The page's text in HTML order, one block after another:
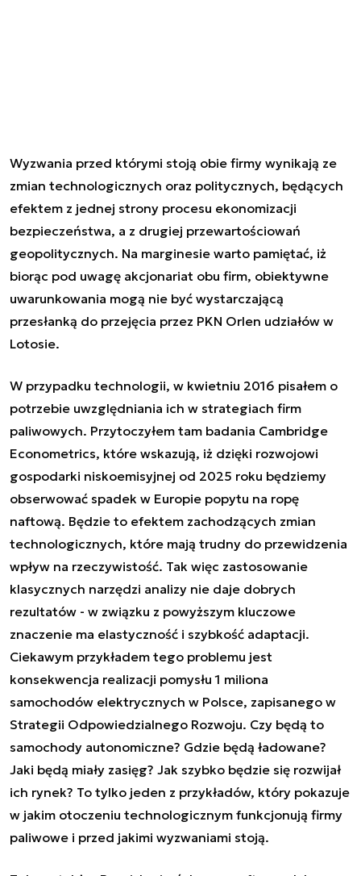
Wyzwania przed którymi stoją obie firmy wynikają ze
zmian technologicznych oraz politycznych, będących
efektem z jednej strony procesu ekonomizacji
bezpieczeństwa, a z drugiej przewartościowań
geopolitycznych. Na marginesie warto pamiętać, iż
biorąc pod uwagę akcjonariat obu firm, obiektywne
uwarunkowania mogą nie być wystarczającą
przesłanką do przejęcia przez PKN Orlen udziałów w
Lotosie.
W przypadku technologii, w kwietniu 2016 pisałem o
potrzebie uwzględniania ich w strategiach firm
paliwowych. Przytoczyłem tam badania Cambridge
Econometrics, które wskazują, iż dzięki rozwojowi
gospodarki niskoemisyjnej od 2025 roku będziemy
obserwować spadek w Europie popytu na ropę
naftową. Będzie to efektem zachodzących zmian
technologicznych, które mają trudny do przewidzenia
wpływ na rzeczywistość. Tak więc zastosowanie
klasycznych narzędzi analizy nie daje dobrych
rezultatów - w związku z powyższym kluczowe
znaczenie ma elastyczność i szybkość adaptacji.
Ciekawym przykładem tego problemu jest
konsekwencja realizacji pomysłu 1 miliona
samochodów elektrycznych w Polsce, zapisanego w
Strategii Odpowiedzialnego Rozwoju. Czy będą to
samochody autonomiczne? Gdzie będą ładowane?
Jaki będą miały zasięg? Jak szybko będzie się rozwijał
ich rynek? To tylko jeden z przykładów, który pokazuje
w jakim otoczeniu technologicznym funkcjonują firmy
paliwowe i przed jakimi wyzwaniami stoją.